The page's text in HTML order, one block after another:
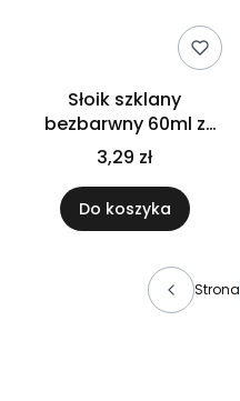
Słoik szklany
bezbarwny 60ml z
nakrętką złotą
3,29 zł
Do koszyka
Strona